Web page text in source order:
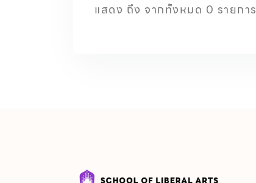
แสดง ถึง จากทั้งหมด 0 รายการ